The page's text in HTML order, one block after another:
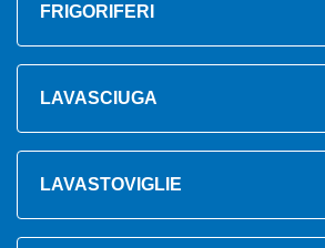
FRIGORIFERI
LAVASCIUGA
LAVASTOVIGLIE